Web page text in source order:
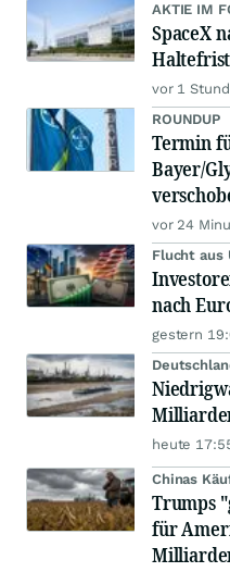
AKTIE IM
SpaceX
vor 1
ROUNDUP
Termin
Bayer/
vor 24
Flucht aus
nach
gestern
heute
Chinas
Trumps
für